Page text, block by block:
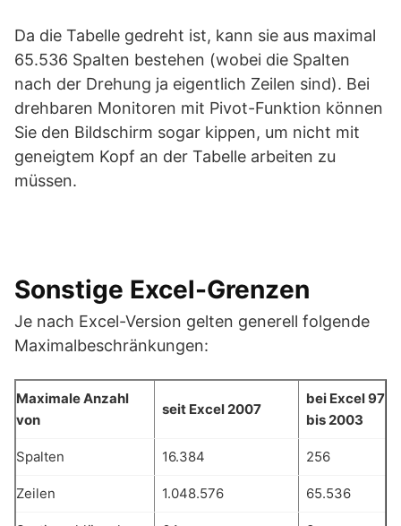
Da die Tabelle gedreht ist, kann sie aus maximal
65.536 Spalten bestehen (wobei die Spalten
nach der Drehung ja eigentlich Zeilen sind). Bei
drehbaren Monitoren mit Pivot-Funktion können
Sie den Bildschirm sogar kippen, um nicht mit
geneigtem Kopf an der Tabelle arbeiten zu
müssen.
Sonstige Excel-Grenzen
Je nach Excel-Version gelten generell folgende
Maximalbeschränkungen:
Maximale Anzahl
von
seit Excel 2007
bei Excel 97
bis 2003
Spalten 16.384 256
Zeilen 1.048.576 65.536